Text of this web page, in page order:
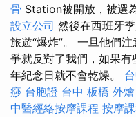
骨 Station被開放，被選
設立公司 然後在西班牙
旅遊“爆炸”。 一旦他們
爭就反對了我們，如果
年紀念日就不會乾燥。
痧 台胞證 台中 板橋 外燴
中醫經絡按摩課程 按摩